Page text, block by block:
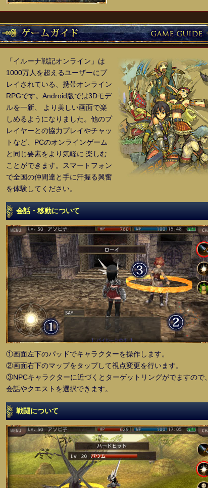
「イルーナ戦記オンライン 」は
1000万人を超えるユーザーにプ
レイされている、携帯オンライン
RPGです。Android版では3Dモデ
ルを一新、 より美しい画面で楽
しめるようになりました。他のプ
レイヤーとの協力プレイやチャッ
トなど、PCのオンラインゲーム
と同じ要素をより気軽に 楽しむ
ことができます。スマートフォン
で全国の仲間達と手に汗握る興奮
を体験してください。
会話・移動について
①画面左下のパッドでキャラクターを操作します。
②画面右下のマップをタップして視点変更を行います。
③NPCキャラクターに近づくとターゲットリングがでますので、
会話やクエストを選択できます。
戦闘について